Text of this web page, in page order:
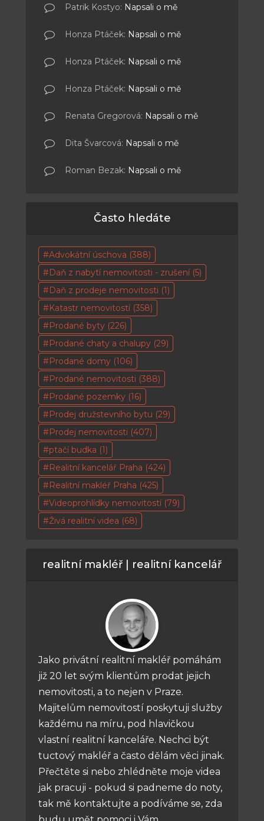
Patrik Kostyo: Napsali o mě
Honza Ptáček: Napsali o mě
Honza Ptáček: Napsali o mě
Honza Ptáček: Napsali o mě
Renata Gregorová: Napsali o mě
Dita Švarcová: Napsali o mě
Roman Bezak: Napsali o mě
Často hledáte
Advokátní úschova (388)
Daň z nabytí nemovitosti - zrušení(5)
Daň z prodeje nemovitosti (1)
Katastr nemovitostí(358)
Prodané byty (226)
Prodané chaty a chalupy (29)
Prodané domy (106)
Prodané nemovitosti (388)
Prodané pozemky (16)
Prodej družstevního bytu (29)
Prodej nemovitosti (407)
ptačí budka (1)
Realitní kancelář Praha (424)
Realitní makléř Praha (425)
Videoprohlídky nemovitostí(79)
Živá realitní videa (68)
realitní makléř | realitní kancelář
Jako privátní realitní makléř pomáhám
již 20 let svým klientům prodat jejich
nemovitosti, a to nejen v Praze.
Majitelům nemovitostí poskytuji služby
každému na míru, pod hlavičkou
vlastní realitní kanceláře. Nechci být
tuctový makléř a často dělám věci jinak.
Přečtěte si nebo zhlédněte moje videa
jak pracuji - pokud si padneme do noty,
tak mě kontaktujte a podíváme se, zda